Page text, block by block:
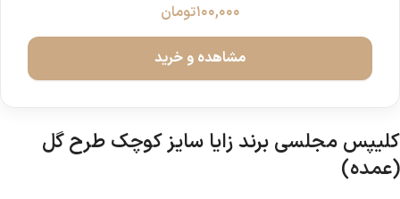
۱۰۰,۰۰۰تومان
مشاهده و خرید
کلیپس مجلسی برند زایا سایز کوچک طرح گل
(عمده)